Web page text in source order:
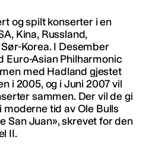
og spilt konserter i en
Kina, Russland,
Korea. I Desember
Euro-Asian Philharmonic
med Hadland gjestet
i 2005, og i Juni 2007 vil
sammen. Der vil de gi
tid av Ole Bulls
San Juan», skrevet for den
II.